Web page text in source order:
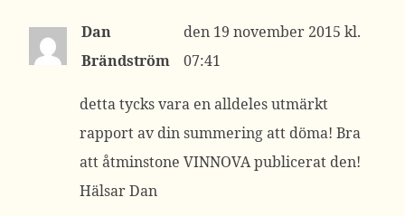
Dan
Brändström
19 november 2015 kl.
07:41
detta tycks vara en alldeles utmärkt
rapport av din summering att döma! Bra
att åtminstone VINNOVA publicerat den!
Hälsar Dan